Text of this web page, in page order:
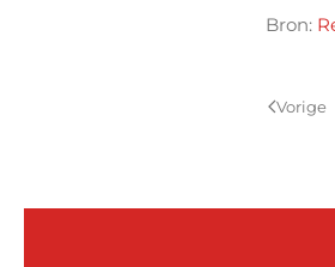
Bron:
Vorige